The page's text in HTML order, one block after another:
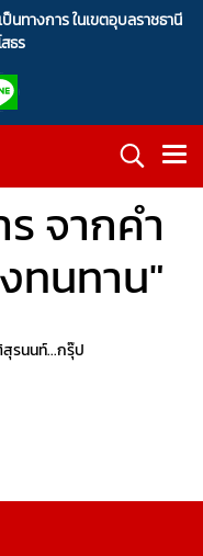
ทางการ ในเขตอุบลราชธานี
ธร
จากคำ
ทนทาน"
สุรนนท์...กรุ๊ป